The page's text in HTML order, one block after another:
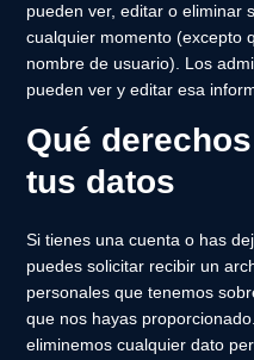
pueden ver, editar o eliminar
cualquier momento (excepto
nombre de usuario). Los
pueden ver y editar esa
Qué
tus datos
Si tienes una cuenta o has
puedes solicitar recibir un
personales que tenemos
que nos hayas
eliminemos cualquier dato